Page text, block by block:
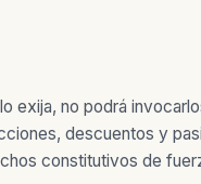
exija, no podrá
descuentos y
constitutivos de